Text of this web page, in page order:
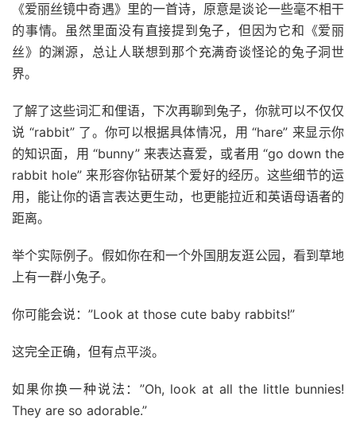
《爱丽丝镜中奇遇》里的一首诗，原意是谈论一些毫不相干
的事情。虽然里面没有直接提到兔子，但因为它和《爱丽
丝》的渊源，总让人联想到那个充满奇谈怪论的兔子洞世
界。
了解了这些词汇和俚语，下次再聊到兔子，你就可以不仅仅
说 “rabbit” 了。你可以根据具体情况，用 “hare” 来显示你
的知识面，用 “bunny” 来表达喜爱，或者用 “go down the
rabbit hole” 来形容你钻研某个爱好的经历。这些细节的运
用，能让你的语言表达更生动，也更能拉近和英语母语者的
距离。
举个实际例子。假如你在和一个外国朋友逛公园，看到草地
上有一群小兔子。
你可能会说：”Look at those cute baby rabbits!”
这完全正确，但有点平淡。
如果你换一种说法：”Oh, look at all the little bunnies!
They are so adorable.”